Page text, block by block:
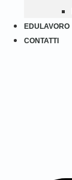
EDULAVORO
CONTATTI